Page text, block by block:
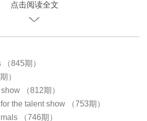
点击阅读全文
845期）
）
（812期）
the talent show （753期）
（746期）